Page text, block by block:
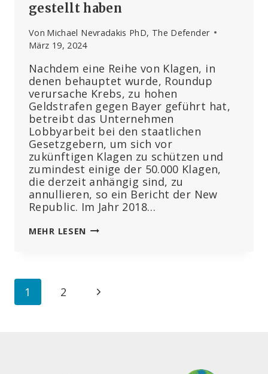
gestellt haben
Von Michael Nevradakis PhD, The Defender
März 19, 2024
Nachdem eine Reihe von Klagen, in
denen behauptet wurde, Roundup
verursache Krebs, zu hohen
Geldstrafen gegen Bayer geführt hat,
betreibt das Unternehmen
Lobbyarbeit bei den staatlichen
Gesetzgebern, um sich vor
zukünftigen Klagen zu schützen und
zumindest einige der 50.000 Klagen,
die derzeit anhängig sind, zu
annullieren, so ein Bericht der New
Republic. Im Jahr 2018…
MEHR LESEN GENAU
SICH
Seitennavigation
1 2
Nächste